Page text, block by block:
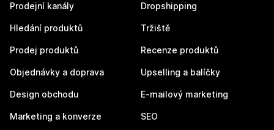
Prodejní kanály
Hledání produktů
Prodej produktů
Objednávky a doprava
Design obchodu
Marketing a konverze
Dropshipping
Tržiště
Recenze produktů
Upselling a balíčky
E-mailový marketing
SEO